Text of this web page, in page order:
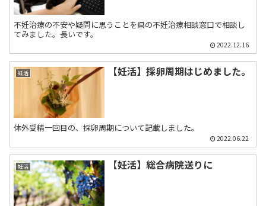
不妊治療の不安や疑問に思うことを県の不妊治療相談窓口で相談し
てみました。長いです。
2022.12.16
妊活 【妊活】採卵周期はじめました。
体外受精一回目の、採卵周期について記載しました。
2022.06.22
妊活 【妊活】総合病院送りに